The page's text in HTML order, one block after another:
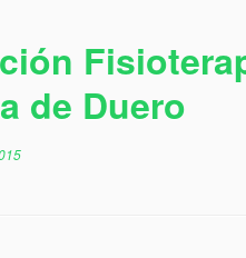
de Duero